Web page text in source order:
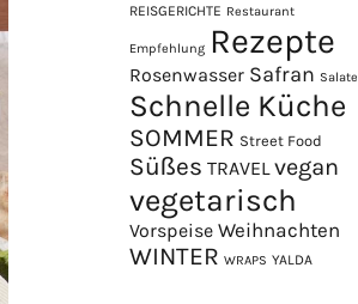
REISGERICHTE Restaurant
Empfehlung Rezepte
Rosenwasser Safran Salate
Schnelle Küche
SOMMER Street Food
Süßes TRAVEL vegan
vegetarisch
Vorspeise Weihnachten
WINTER WRAPS YALDA